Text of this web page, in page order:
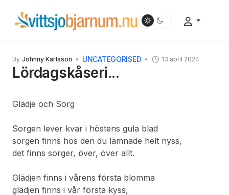
By Johnny Karlsson UNCATEGORISED 13 april 2024
Lördagskåseri...
Glädje och Sorg
Sorgen lever kvar i höstens gula blad
sorgen finns hos den du lämnade helt nyss,
det finns sorger, över, över allt.
Glädjen finns i vårens första blomma
glädjen finns i vår första kyss,